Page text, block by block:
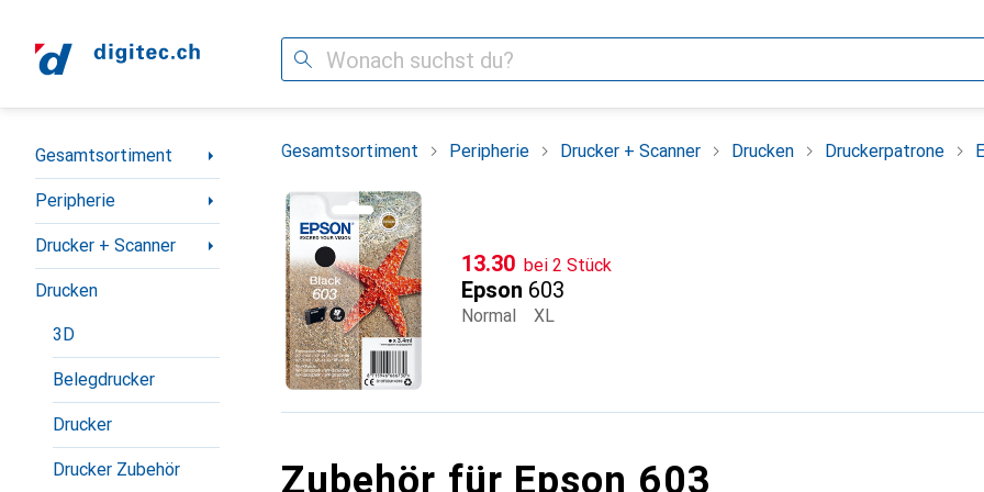
Suche
Navigation nach Kategorien
Gesamtsortiment
Peripherie
Drucker + Scanner
Drucken
3D
Belegdrucker
Drucker
Drucker Zubehör
Gesamtsortiment Peripherie Drucker + Scanner Drucken Druckerpatrone
CHF
13.30 bei 2 Stück
Epson 603
Normal XL
Zubehör für Epson 603